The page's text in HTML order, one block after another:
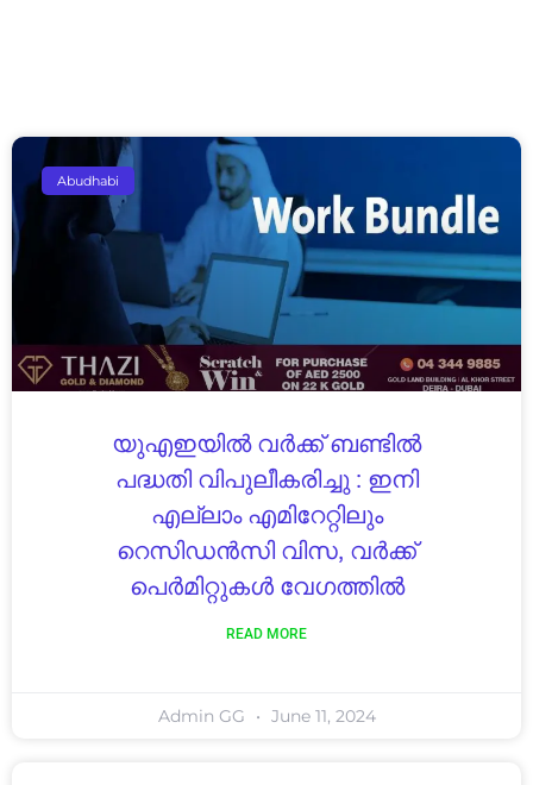
Abudhabi
യുഎഇയിൽ വർക്ക് ബണ്ടിൽ
പദ്ധതി വിപുലീകരിച്ചു : ഇനി
എല്ലാം എമിറേറ്റിലും
റെസിഡൻസി വിസ, വർക്ക്
പെർമിറ്റുകൾ വേഗത്തിൽ
READ MORE
Admin GG June 11, 2024